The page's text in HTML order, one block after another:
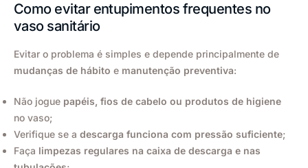
Como evitar entupimentos frequentes no
vaso sanitário
Evitar o problema é simples e depende principalmente de
mudanças de hábito e manutenção preventiva:
Não jogue papéis, fios de cabelo ou produtos de higiene
no vaso;
Verifique se a descarga funciona com pressão suficiente;
Faça limpezas regulares na caixa de descarga e nas